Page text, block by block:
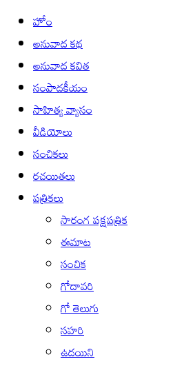
హోం
అనువాద కథ
అనువాద కవిత
సంపాదకీయం
సాహిత్య వ్యాసం
వీడియోలు
సంచికలు
రచయితలు
పత్రికలు
సారంగ పక్షపత్రిక
ఈమాట
సంచిక
గోదావరి
గో తెలుగు
సహరి
ఉదయిని